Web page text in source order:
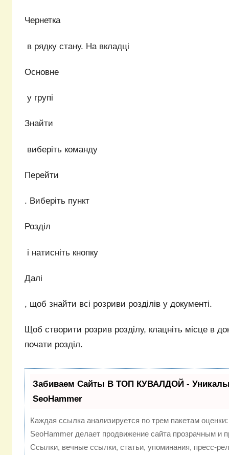
Чернетка
в рядку стану. На вкладці
Основне
у групі
Знайти
виберіть команду
Перейти
. Виберіть пункт
Розділ
і натисніть кнопку
Далі
, щоб знайти всі розриви розділів у документі.
Щоб створити розрив розділу, клацніть місце в
почати розділ.
Забиваем Сайты В ТОП КУВАЛДОЙ -
SeoHammer
Каждая ссылка анализируется по трем пакетам
SeoHammer делает продвижение сайта прозрачным и
Ссылки, вечные ссылки, статьи, упоминания, пресс-